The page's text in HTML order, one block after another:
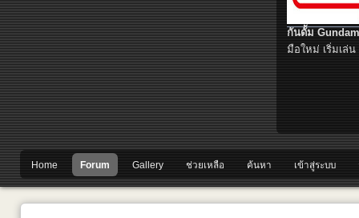
กันดั้ม
มือใหม่ เริ่มเล่น
Home Forum Gallery ช่วยเหลือ ค้นหา เข้าสู่ระบบ